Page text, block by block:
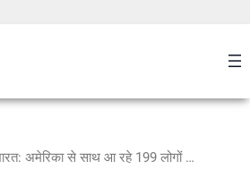
अनमोल बिश्नोई आज पहुंचेगा भारत: अमेरिका से साथ आ रहे 199 लोगों में कौन शामिल?